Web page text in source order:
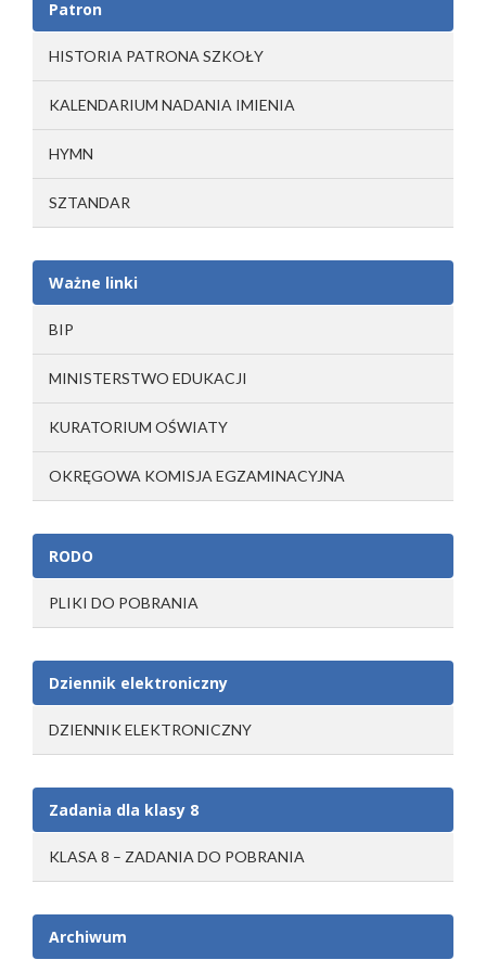
Patron
HISTORIA PATRONA SZKOŁY
KALENDARIUM NADANIA IMIENIA
HYMN
SZTANDAR
Ważne linki
BIP
MINISTERSTWO EDUKACJI
KURATORIUM OŚWIATY
OKRĘGOWA KOMISJA EGZAMINACYJNA
RODO
PLIKI DO POBRANIA
Dziennik elektroniczny
DZIENNIK ELEKTRONICZNY
Zadania dla klasy 8
KLASA 8 – ZADANIA DO POBRANIA
Archiwum